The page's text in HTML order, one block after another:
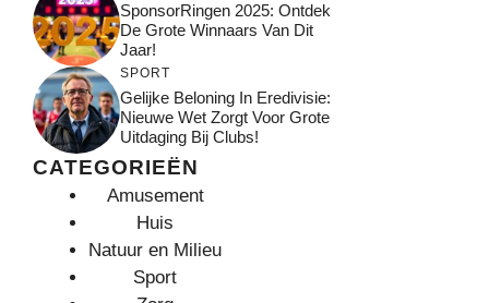
SponsorRingen 2025: Ontdek
De Grote Winnaars Van Dit
Jaar!
SPORT
Gelijke Beloning In Eredivisie:
Nieuwe Wet Zorgt Voor Grote
Uitdaging Bij Clubs!
CATEGORIEËN
Amusement
Huis
Natuur en Milieu
Sport